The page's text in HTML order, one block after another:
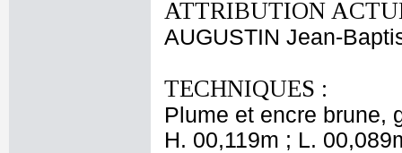
ATTRIBUTION
AUGUSTIN Jean-
TECHNIQUES :
Plume et encre brune,
H. 00,119m ; L.